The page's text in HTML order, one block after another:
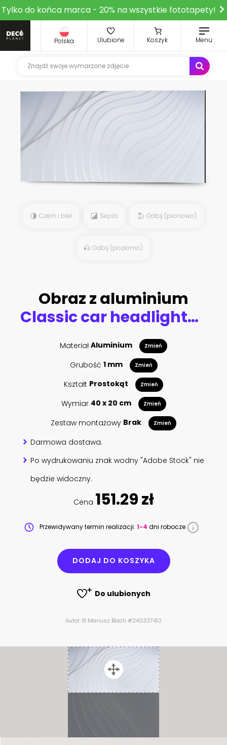
Tylko do końca marca - 20% na wszystkie fototapety!
Polska Ulubione Koszyk Menu
Czerń i biel Sepia Odbij (pionowo)
Odbij (poziomo)
Obraz z aluminium
Classic car headlights close-up
MateriałAluminium Zmień
Grubość 1 mm Zmień
Kształt Prostokąt Zmień
Wymiar 40 x 20 cm Zmień
Zestaw montażowy Brak Zmień
Darmowa dostawa.
Po wydrukowaniu znak wodny "Adobe Stock" nie
będzie widoczny.
Cena 151.29 zł
Przewidywany termin realizacji: 1-4 dni robocze
DODAJ DO KOSZYKA
Do ulubionych
Autor: © Mariusz Blach #240337410